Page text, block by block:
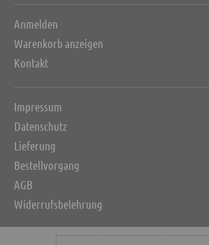
Anmelden
Warenkorb anzeigen
Kontakt
Impressum
Datenschutz
Lieferung
Bestellvorgang
AGB
Widerrufsbelehrung